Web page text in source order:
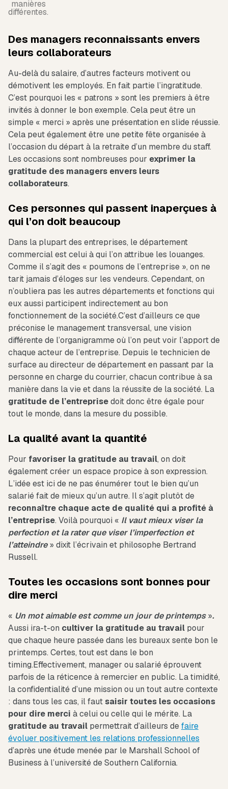
manières
différentes.
Des managers reconnaissants envers
leurs collaborateurs
Au-delà du salaire, d’autres facteurs motivent ou
démotivent les employés. En fait partie l’ingratitude.
C’est pourquoi les « patrons » sont les premiers à être
invités à donner le bon exemple. Cela peut être un
simple « merci » après une présentation en slide réussie.
Cela peut également être une petite fête organisée à
l’occasion du départ à la retraite d’un membre du staff.
Les occasions sont nombreuses pour exprimer la
gratitude des managers envers leurs
collaborateurs.
Ces personnes qui passent inaperçues à
qui l’on doit beaucoup
Dans la plupart des entreprises, le département
commercial est celui à qui l’on attribue les louanges.
Comme il s’agit des « poumons de l’entreprise », on ne
tarit jamais d’éloges sur les vendeurs. Cependant, on
n’oubliera pas les autres départements et fonctions qui
eux aussi participent indirectement au bon
fonctionnement de la société.C’est d’ailleurs ce que
préconise le management transversal, une vision
différente de l’organigramme où l’on peut voir l’apport de
chaque acteur de l’entreprise. Depuis le technicien de
surface au directeur de département en passant par la
personne en charge du courrier, chacun contribue à sa
manière dans la vie et dans la réussite de la société. La
gratitude de l’entreprisedoit donc être égale pour
tout le monde, dans la mesure du possible.
La qualité avant la quantité
Pour favoriser la gratitude au travail, on doit
également créer un espace propice à son expression.
L’idée est ici de ne pas énumérer tout le bien qu’un
salarié fait de mieux qu’un autre. Il s’agit plutôt de
reconnaître chaque acte de qualité qui a profité à
l’entreprise. Voilà pourquoi « Il vaut mieux viser la
perfection et la rater que viser l’imperfection et
l’atteindre» dixit l’écrivain et philosophe Bertrand
Russell.
Toutes les occasions sont bonnes pour
dire merci
« Un mot aimable est comme un jour de printemps».
Aussi ira-t-on cultiver la gratitude au travail pour
que chaque heure passée dans les bureaux sente bon le
printemps. Certes, tout est dans le bon
timing.Effectivement, manager ou salarié éprouvent
parfois de la réticence à remercier en public. La timidité,
la confidentialité d’une mission ou un tout autre contexte
: dans tous les cas, il fautsaisir toutes les occasions
pour dire merci à celui ou celle qui le mérite. La
gratitude au travail permettrait d’ailleurs defaire
évoluer positivement les relations professionnelles
d’après une étude menée par le Marshall School of
Business à l’université de Southern California.